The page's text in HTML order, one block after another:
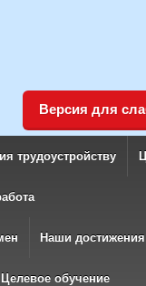
Версия для
трудоустройству
Наши достижения
Целевое обучение